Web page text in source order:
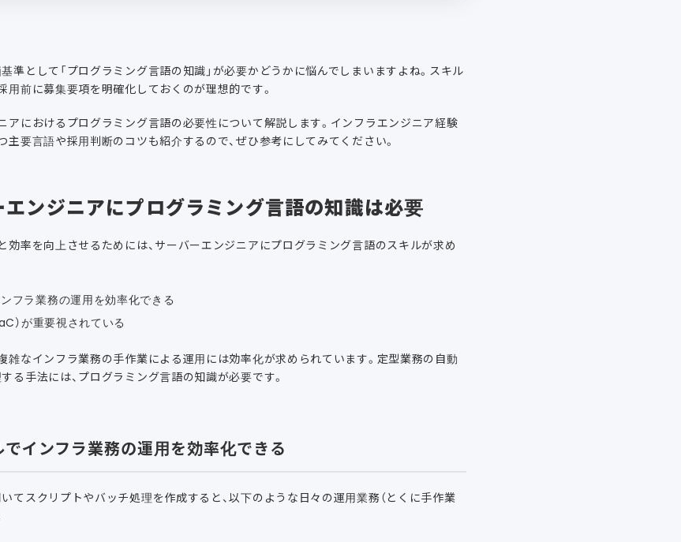
準として「プログラミング言語の知識」が必要かどうかに悩んでしまいますよね。スキル
用前に募集要項を明確化しておくのが理想的です。
アにおけるプログラミング言語の必要性について解説します。インフラエンジニア経験
主要言語や採用判断のコツも紹介するので、ぜひ参考にしてみてください。
エンジニアにプログラミング言語の知識は必要
効率を向上させるためには、サーバーエンジニアにプログラミング言語のスキルが求め
フラ業務の運用を効率化できる
）が重要視されている
雑なインフラ業務の手作業による運用には効率化が求められています。定型業務の自動
る手法には、プログラミング言語の知識が必要です。
インフラ業務の運用を効率化できる
てスクリプトやバッチ処理を作成すると、以下のような日々の運用業務（とくに手作業